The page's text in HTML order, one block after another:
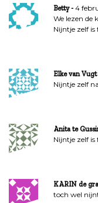
Betty
4
We lezen de
Nijntje zelf is
Elke van Vugt
Nijntje zelf
Anita te
Nijntje zelf
KARIN de
toch wel